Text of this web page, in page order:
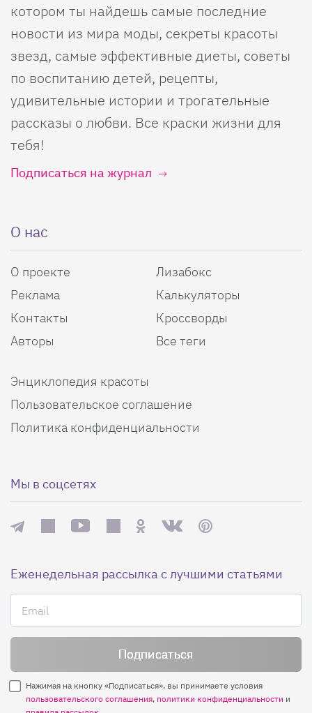
котором ты найдешь самые последние
новости из мира моды, секреты красоты
звезд, самые эффективные диеты, советы
по воспитанию детей, рецепты,
удивительные истории и трогательные
рассказы о любви. Все краски жизни для
тебя!
Подписаться на журнал
О нас
О проекте
Реклама
Контакты
Авторы
Лизабокс
Калькуляторы
Кроссворды
Все теги
Энциклопедия красоты
Пользовательское соглашение
Политика конфиденциальности
Мы в соцсетях
Еженедельная рассылка с лучшими статьями
Нажимая на кнопку «Подписаться», вы принимаете условия
пользовательского соглашения, политики конфиденциальности и